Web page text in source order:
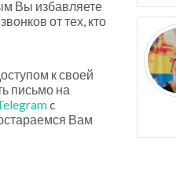
Вы избавляете
от тех, кто
к своей
письмо на
c
Вам